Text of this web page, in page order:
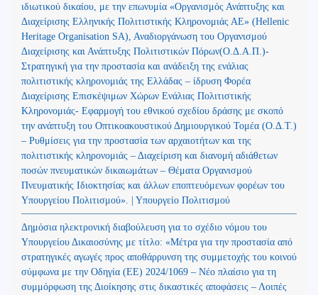
ιδιωτικού δικαίου, με την επωνυμία «Οργανισμός Ανάπτυξης και
Διαχείρισης Ελληνικής Πολιτιστικής Κληρονομιάς ΑΕ» (Hellenic
Heritage Organisation SA), Αναδιοργάνωση του Οργανισμού
Διαχείρισης και Ανάπτυξης Πολιτιστικών Πόρων(Ο.Δ.Α.Π.)-
Στρατηγική για την προστασία και ανάδειξη της ενάλιας
πολιτιστικής κληρονομιάς της Ελλάδας – ίδρυση Φορέα
Διαχείρισης Επισκέψιμων Χώρων Ενάλιας Πολιτιστικής
Κληρονομιάς- Εφαρμογή του εθνικού σχεδίου δράσης με σκοπό
την ανάπτυξη του Οπτικοακουστικού Δημιουργικού Τομέα (Ο.Δ.Τ.)
– Ρυθμίσεις για την προστασία των αρχαιοτήτων και της
πολιτιστικής κληρονομιάς – Διαχείριση και διανομή αδιάθετων
ποσών πνευματικών δικαιωμάτων – Θέματα Οργανισμού
Πνευματικής Ιδιοκτησίας και άλλων εποπτευόμενων φορέων του
Υπουργείου Πολιτισμού». | Υπουργείο Πολιτισμού
Δημόσια ηλεκτρονική διαβούλευση για το σχέδιο νόμου του
Υπουργείου Δικαιοσύνης με τίτλο: «Μέτρα για την προστασία από
στρατηγικές αγωγές προς αποθάρρυνση της συμμετοχής του κοινού
σύμφωνα με την Οδηγία (ΕΕ) 2024/1069 – Νέο πλαίσιο για τη
συμμόρφωση της Διοίκησης στις δικαστικές αποφάσεις – Λοιπές